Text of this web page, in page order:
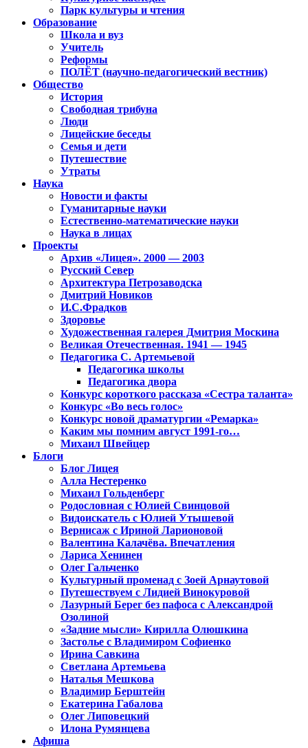
Парк культуры и чтения
Образование
Школа и вуз
Учитель
Реформы
ПОЛЁТ (научно-педагогический вестник)
Общество
История
Свободная трибуна
Люди
Лицейские беседы
Семья и дети
Путешествие
Утраты
Наука
Новости и факты
Гуманитарные науки
Естественно-математические науки
Наука в лицах
Проекты
Архив «Лицея». 2000 — 2003
Русский Север
Архитектура Петрозаводска
Дмитрий Новиков
И.С.Фрадков
Здоровье
Художественная галерея Дмитрия Москина
Великая Отечественная. 1941 — 1945
Педагогика С. Артемьевой
Педагогика школы
Педагогика двора
Конкурс короткого рассказа «Сестра таланта»
Конкурс «Во весь голос»
Конкурс новой драматургии «Ремарка»
Каким мы помним август 1991-го…
Михаил Швейцер
Блоги
Блог Лицея
Алла Нестеренко
Михаил Гольденберг
Родословная с Юлией Свинцовой
Видоискатель с Юлией Утышевой
Вернисаж с Ириной Ларионовой
Валентина Калачёва. Впечатления
Лариса Хенинен
Олег Гальченко
Культурный променад с Зоей Арнаутовой
Путешествуем с Лидией Винокуровой
Лазурный Берег без пафоса с Александрой
Озолиной
«Задние мысли» Кирилла Олюшкина
Застолье с Владимиром Софиенко
Ирина Савкина
Светлана Артемьева
Наталья Мешкова
Владимир Берштейн
Екатерина Габалова
Олег Липовецкий
Илона Румянцева
Афиша